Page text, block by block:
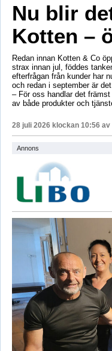
Nu blir
Kotten –
Redan innan Kotten & Co
strax innan jul, föddes
efterfrågan från kunder har
och redan i september är
– För oss handlar det
av både produkter och
28 juli 2026 klockan 10:56 av
Annons